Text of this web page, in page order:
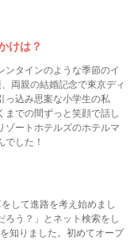
けは？
ンタインのような季節のイ
両親の結婚記念で東京ディ
っ込み思案な小学生の私
までの間ずっと笑顔で話し
ゾートホテルズのホテルマ
した！
して進路を考え始めまし
ろう？」とネット検索をし
知りました。初めてオープ